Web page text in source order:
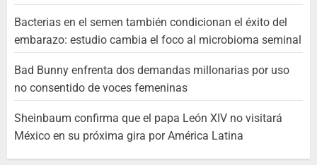
Bacterias en el semen también condicionan el éxito del
embarazo: estudio cambia el foco al microbioma seminal
Bad Bunny enfrenta dos demandas millonarias por uso
no consentido de voces femeninas
Sheinbaum confirma que el papa León XIV no visitará
México en su próxima gira por América Latina